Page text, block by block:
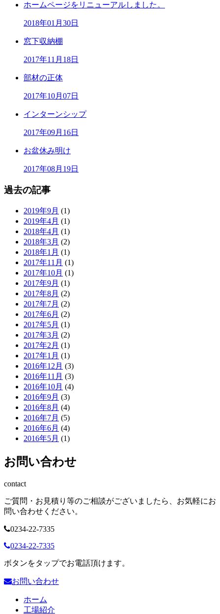
ホームページをリニューアルしました。
2018年01月30日
窓下収納棚
2017年11月18日
部材の正体
2017年10月07日
インターンシップ
2017年09月16日
お盆休み明け
2017年08月19日
過去の記事
2019年9月 (1)
2019年4月 (1)
2018年4月 (1)
2018年3月 (2)
2018年1月 (1)
2017年11月 (1)
2017年10月 (1)
2017年9月 (1)
2017年8月 (2)
2017年7月 (2)
2017年6月 (2)
2017年5月 (1)
2017年3月 (2)
2017年2月 (1)
2017年1月 (1)
2016年12月 (3)
2016年11月 (3)
2016年10月 (4)
2016年9月 (3)
2016年8月 (4)
2016年7月 (5)
2016年6月 (4)
2016年5月 (1)
お問い合わせ
contact
ご質問・お見積り等のご相談がございましたら、お気軽にお
問い合わせください。
0234-22-7335
0234-22-7335
ボタンをタップでお電話頂けます。
お問い合わせ
ホーム
工場紹介